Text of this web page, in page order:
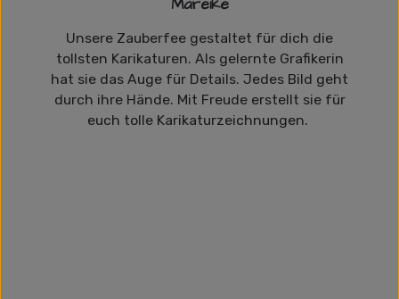
Mareike
Unsere Zauberfee gestaltet für dich die
tollsten Karikaturen. Als gelernte Grafikerin
hat sie das Auge für Details. Jedes Bild geht
durch ihre Hände. Mit Freude erstellt sie für
euch tolle Karikaturzeichnungen.